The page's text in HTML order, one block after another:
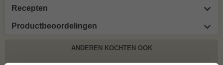
Recepten
Productbeoordelingen
ANDEREN KOCHTEN OOK